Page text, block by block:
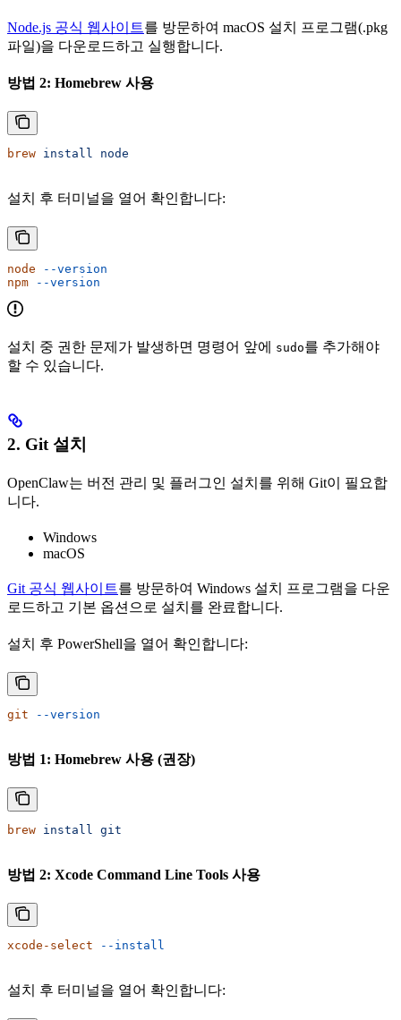
Node.js 공식 웹사이트를 방문하여 macOS 설치 프로그램(.pkg
파일)을 다운로드하고 실행합니다.
방법 2: Homebrew 사용
brew install node
설치 후 터미널을 열어 확인합니다:
node --version
npm --version
설치 중 권한 문제가 발생하면 명령어 앞에 sudo를 추가해야
할 수 있습니다.
2. Git 설치
OpenClaw는 버전 관리 및 플러그인 설치를 위해 Git이 필요합
니다.
Windows
macOS
Git 공식 웹사이트를 방문하여 Windows 설치 프로그램을 다운
로드하고 기본 옵션으로 설치를 완료합니다.
설치 후 PowerShell을 열어 확인합니다:
git --version
방법 1: Homebrew 사용 (권장)
brew install git
방법 2: Xcode Command Line Tools 사용
xcode-select --install
설치 후 터미널을 열어 확인합니다: